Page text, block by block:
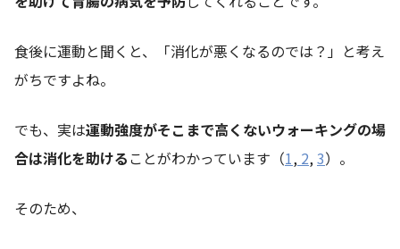
食後に運動と聞くと、「消化が悪くなるのでは？」と考え
がちですよね。
でも、実は運動強度がそこまで高くないウォーキングの場
合は消化を助ける ことがわかっています（1, 2,3）。
そのため、